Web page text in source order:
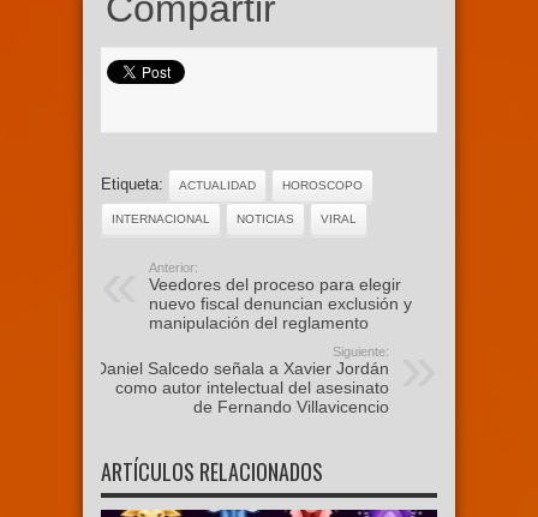
Etiqueta: ACTUALIDAD HOROSCOPO
INTERNACIONAL NOTICIAS VIRAL
Anterior:
Veedores del proceso para elegir
nuevo fiscal denuncian exclusión y
manipulación del reglamento
Siguiente:
Daniel Salcedo señala a Xavier Jordán
como autor intelectual del asesinato
de Fernando Villavicencio
ARTÍCULOS RELACIONADOS